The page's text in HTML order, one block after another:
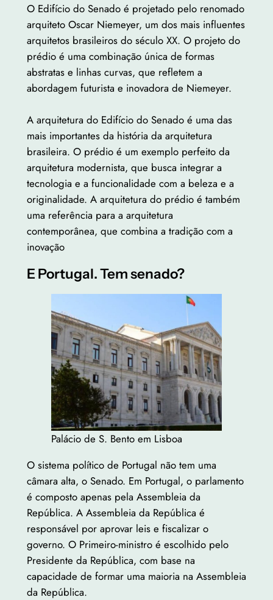
O Edifício do Senado é projetado pelo renomado
arquiteto Oscar Niemeyer, um dos mais influentes
arquitetos brasileiros do século XX. O projeto do
prédio é uma combinação única de formas
abstratas e linhas curvas, que refletem a
abordagem futurista e inovadora de Niemeyer.
A arquitetura do Edifício do Senado é uma das
mais importantes da história da arquitetura
brasileira. O prédio é um exemplo perfeito da
arquitetura modernista, que busca integrar a
tecnologia e a funcionalidade com a beleza e a
originalidade. A arquitetura do prédio é também
uma referência para a arquitetura
contemporânea, que combina a tradição com a
inovação
E Portugal. Tem senado?
Palácio de S. Bento em Lisboa
O sistema político de Portugal não tem uma
câmara alta, o Senado. Em Portugal, o parlamento
é composto apenas pela Assembleia da
República. A Assembleia da República é
responsável por aprovar leis e fiscalizar o
governo. O Primeiro-ministro é escolhido pelo
Presidente da República, com base na
capacidade de formar uma maioria na Assembleia
da República.